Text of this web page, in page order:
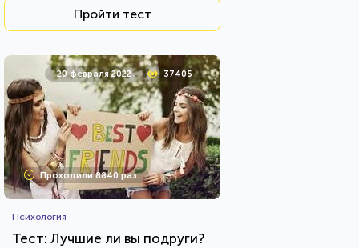
Пройти тест
20 февраля 2022 37405
Проходили 8840 раз
Психология
Тест: Лучшие ли вы подруги?